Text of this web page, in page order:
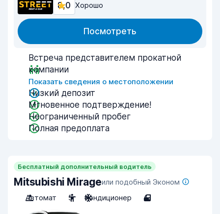
8,0 Хорошо
Посмотреть
Встреча представителем прокатной
компании
Показать сведения о местоположении
Низкий депозит
Мгновенное подтверждение!
Неограниченный пробег
Полная предоплата
Бесплатный дополнительный водитель
Mitsubishi Mirageили подобный Эконом
Автомат
5 Кондиционер 4